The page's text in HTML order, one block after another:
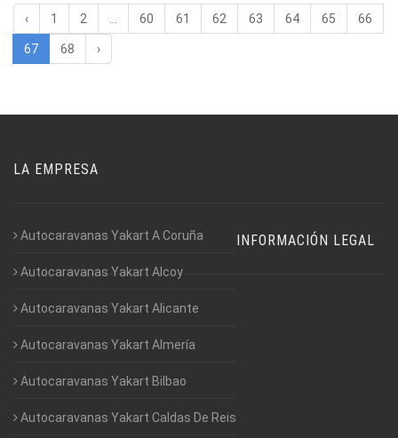
‹ 1 2 60 61 62 63 64 65 66
67 68 ›
LA EMPRESA
Autocaravanas Yakart A Coruña
Autocaravanas Yakart Alcoy
Autocaravanas Yakart Alicante
Autocaravanas Yakart Almería
Autocaravanas Yakart Bilbao
Autocaravanas Yakart Caldas De Reis
INFORMACIÓN LEGAL